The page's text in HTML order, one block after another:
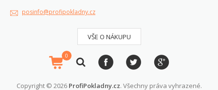
posinfo@profipokladny.cz
VŠE O NÁKUPU
0
Copyright © 2026 ProfiPokladny.cz. Všechny práva vyhrazené.